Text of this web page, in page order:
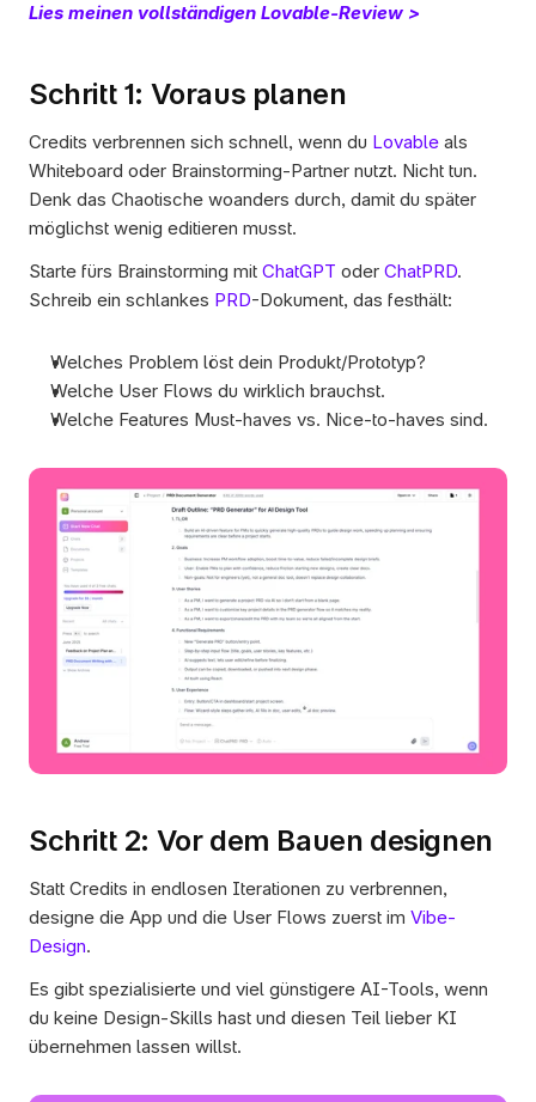
Lies meinen vollständigen Lovable-Review >
Schritt 1: Voraus planen
Credits verbrennen sich schnell, wenn du Lovable als
Whiteboard oder Brainstorming-Partner nutzt. Nicht tun.
Denk das Chaotische woanders durch, damit du später
möglichst wenig editieren musst.
Starte fürs Brainstorming mit ChatGPT oder ChatPRD.
Schreib ein schlankes PRD-Dokument, das festhält:
Welches Problem löst dein Produkt/Prototyp?
Welche User Flows du wirklich brauchst.
Welche Features Must-haves vs. Nice-to-haves sind.
Schritt 2: Vor dem Bauen designen
Statt Credits in endlosen Iterationen zu verbrennen,
designe die App und die User Flows zuerst im Vibe-
Design.
Es gibt spezialisierte und viel günstigere AI-Tools, wenn
du keine Design-Skills hast und diesen Teil lieber KI
übernehmen lassen willst.